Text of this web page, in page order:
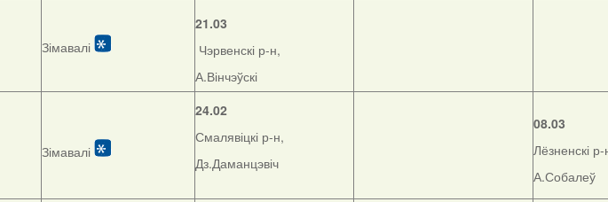
Зімавалі
21.03
Чэрвенскі р-н,
А.Вінчэўскі
Зімавалі
24.02
Смалявіцкі р-н,
Дз.Даманцэвіч
08.03
Лёзненскі
А.Собалеў